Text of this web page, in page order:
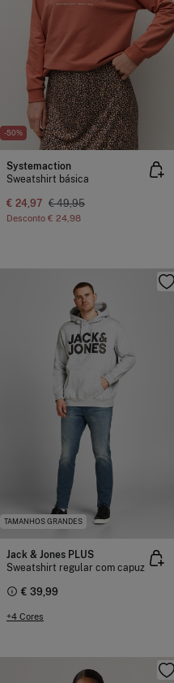
-50%
Systemaction
Sweatshirt básica
€ 24,97 € 49,95
Desconto € 24,98
TAMANHOS GRANDES
Jack & Jones PLUS
Sweatshirt regular com capuz
€ 39,99
+4 Cores